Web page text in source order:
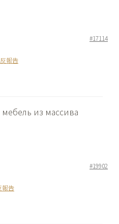
#17114
報告
мебель из массива
#19902
報告